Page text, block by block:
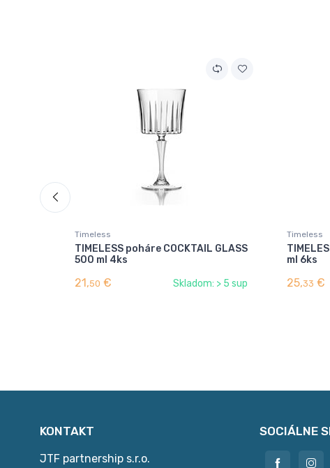
Timeless
TIMELESS poháre COCKTAIL GLASS
500 ml 4ks
21,50 € Skladom: > 5 sup
Timeless
ml 6ks
25,33 €
KONTAKT
JTF partnership s.r.o.
SOCIÁLNE